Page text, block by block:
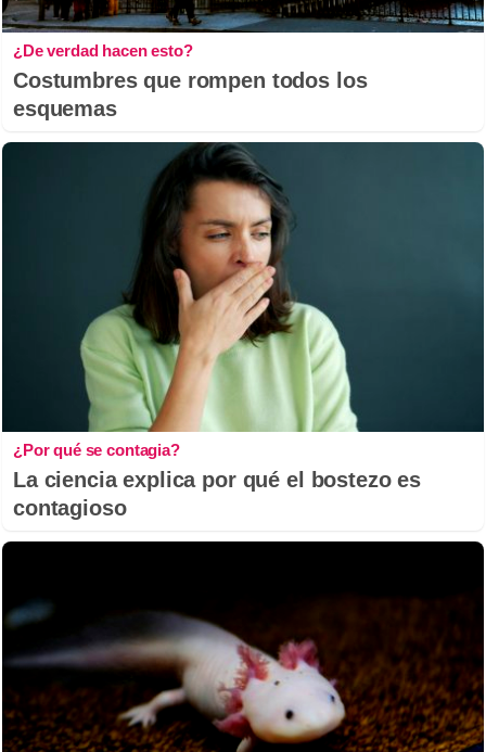
¿De verdad hacen esto?
Costumbres que rompen todos los
esquemas
¿Por qué se contagia?
La ciencia explica por qué el bostezo es
contagioso